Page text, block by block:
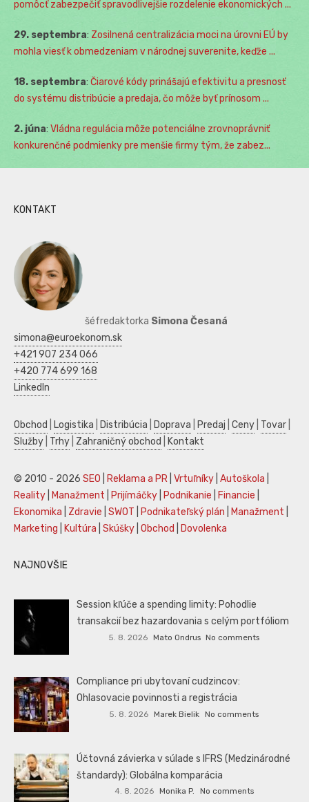
pomôcť zabezpečiť spravodlivejšie rozdelenie ekonomických ...
29. septembra: Zosilnená centralizácia moci na úrovni EÚ by
mohla viesť k obmedzeniam v národnej suverenite, keďže ...
18. septembra: Čiarové kódy prinášajú efektivitu a presnosť
do systému distribúcie a predaja, čo môže byť prínosom ...
2. júna: Vládna regulácia môže potenciálne zrovnoprávniť
konkurenčné podmienky pre menšie firmy tým, že zabez...
KONTAKT
šéfredaktorka Simona Česaná
simona@euroekonom.sk
+421 907 234 066
+420 774 699 168
LinkedIn
Obchod Logistika Distribúcia Doprava Predaj Ceny Tovar
Služby Trhy Zahraničný obchod Kontakt
© 2010 - 2026 SEO Reklama a PR Vrtuľníky Autoškola
Reality
Manažment Prijímáčky Podnikanie Financie
Ekonomika
Zdravie SWOT Podnikateľský plán Manažment
Marketing
Kultúra Skúšky Obchod Dovolenka
NAJNOVŠIE
Session kľúče a spending limity: Pohodlie
transakcií bez hazardovania s celým portfóliom
5. 8. 2026 Mato Ondrus No comments
Compliance pri ubytovaní cudzincov:
Ohlasovacie povinnosti a registrácia
5. 8. 2026 Marek Bielik No comments
Účtovná závierka v súlade s IFRS (Medzinárodné
štandardy): Globálna komparácia
4. 8. 2026 Monika P. No comments